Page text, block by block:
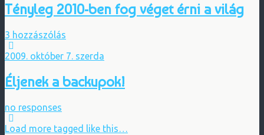
Tényleg 2010-ben fog véget érni a világ
3 hozzászólás
2009. október 7. szerda
Éljenek a backupok!
no responses
Load more tagged like this…